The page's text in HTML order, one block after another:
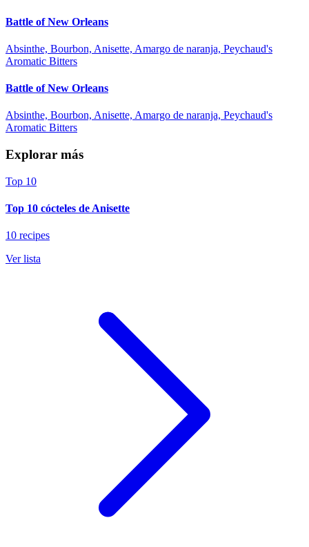
Battle of New Orleans
Absinthe, Bourbon, Anisette, Amargo de naranja, Peychaud's
Aromatic Bitters
Battle of New Orleans
Absinthe, Bourbon, Anisette, Amargo de naranja, Peychaud's
Aromatic Bitters
Explorar más
Top 10
Top 10 cócteles de Anisette
10 recipes
Ver lista